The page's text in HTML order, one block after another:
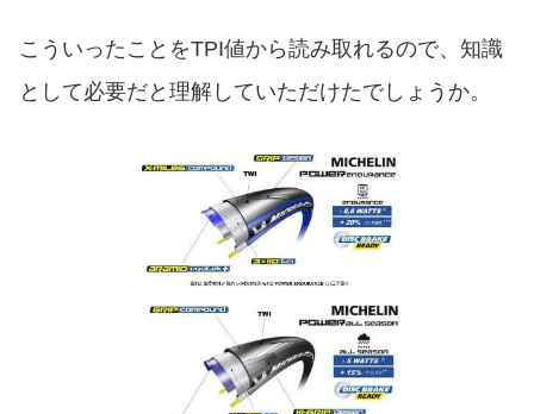
こういったことをTPI値から読み取れるので、知識
として必要だと理解していただけたでしょうか。